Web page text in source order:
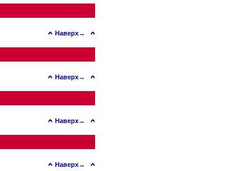
Наверх→
Наверх→
Наверх→
Наверх→